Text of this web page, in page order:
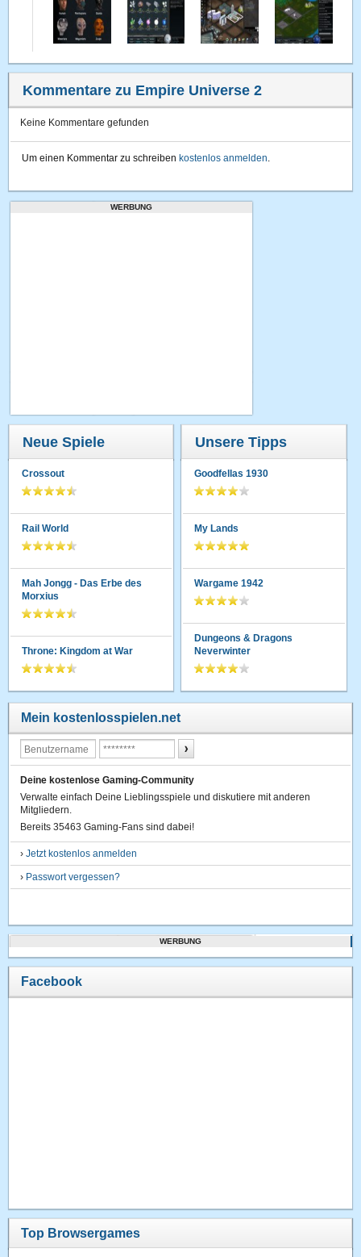
Kommentare zu Empire Universe 2
Keine Kommentare gefunden
Um einen Kommentar zu schreiben kostenlos anmelden.
WERBUNG
Neue Spiele
Crossout
Rail World
Mah Jongg - Das Erbe des
Morxius
Throne: Kingdom at War
Unsere Tipps
Goodfellas 1930
My Lands
Wargame 1942
Dungeons & Dragons
Neverwinter
Mein kostenlosspielen.net
Deine kostenlose Gaming-Community
Verwalte einfach Deine Lieblingsspiele und diskutiere mit anderen
Mitgliedern.
Bereits 35463 Gaming-Fans sind dabei!
›Jetzt kostenlos anmelden
› Passwort vergessen?
WERBUNG
Facebook
Top Browsergames